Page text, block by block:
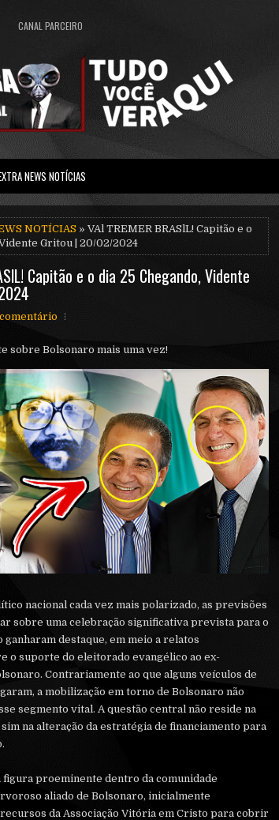
CANAL PARCEIRO
NEWS NOTÍCIAS
NOTÍCIAS » VAl TREMER BRASlL! Capitão e o
Gritou | 20/02/2024
Capitão e o dia 25 Chegando, Vidente
sobre Bolsonaro mais uma vez!
nacional cada vez mais polarizado, as previsões
sobre uma celebração significativa prevista para o
destaque, em meio a relatos
o suporte do eleitorado evangélico ao ex-
Contrariamente ao que alguns veículos de
a mobilização em torno de Bolsonaro não
segmento vital. A questão central não reside na
na alteração da estratégia de financiamento para
figura proeminente dentro da comunidade
aliado de Bolsonaro, inicialmente
da Associação Vitória em Cristo para cobrir